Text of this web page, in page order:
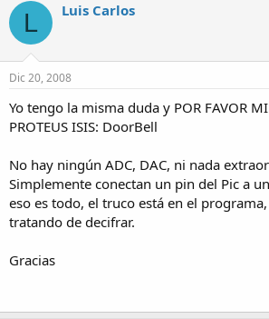
L Luis Carlos
Dic 20, 2008
Yo tengo la misma duda y POR FAVOR
PROTEUS ISIS: DoorBell
No hay ningún ADC, DAC, ni nada
Simplemente conectan un pin del Pic a
eso es todo, el truco está en el
tratando de decifrar.
Gracias